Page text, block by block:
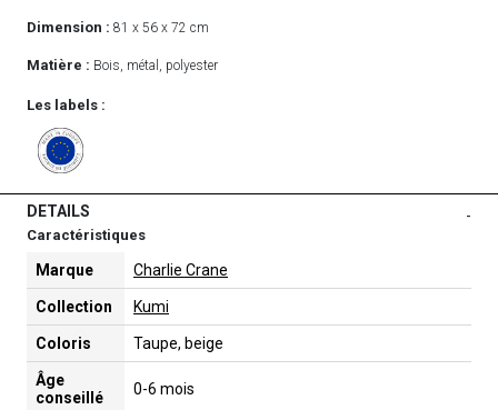
Dimension : 81 x 56 x 72 cm
Matière : Bois, métal, polyester
Les labels :
DETAILS -
Caractéristiques
Marque Charlie Crane
Collection Kumi
Coloris Taupe, beige
Âge
conseillé
0-6 mois